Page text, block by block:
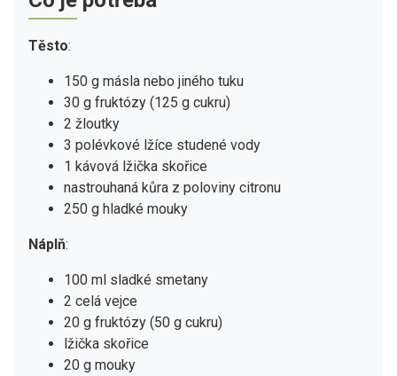
Těsto:
150 g másla nebo jiného tuku
30 g fruktózy (125 g cukru)
2 žloutky
3 polévkové lžíce studené vody
1 kávová lžička skořice
nastrouhaná kůra z poloviny citronu
250 g hladké mouky
Náplň:
100 ml sladké smetany
2 celá vejce
20 g fruktózy (50 g cukru)
lžička skořice
20 g mouky